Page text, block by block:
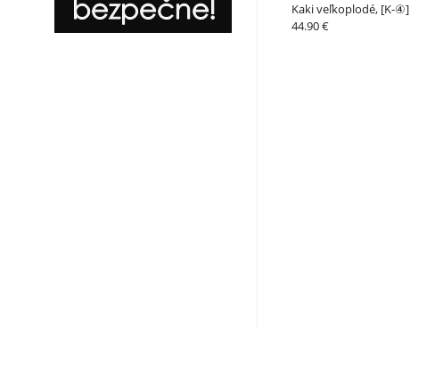
Kaki veľkoplodé, [K-④]
44.90 €